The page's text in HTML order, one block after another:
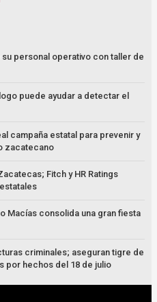
personal operativo con taller de
puede ayudar a detectar el
campaña estatal para prevenir y
zacatecano
Fitch y HR Ratings
Macías consolida una gran fiesta
criminales; aseguran tigre de
por hechos del 18 de julio